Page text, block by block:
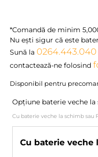
*Comandă de minim
Nu eşti sigur că este
Sună la 0264.443.040
contactează-ne folosind
Disponibil pentru
Opțiune baterie veche
Cu baterie veche la schimb sau
Cu baterie veche